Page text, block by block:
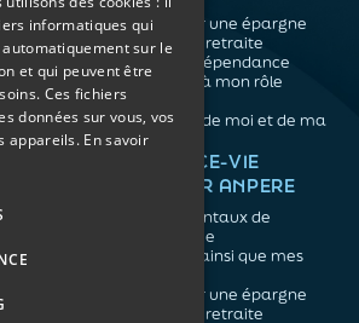
proches
Me constituer une épargne
Préparer ma retraite
Anticiper la dépendance
Me préparer à mon rôle
d'aidant
Prendre soin de moi et de ma
santé
ASSURANCE-VIE
FACILE PAR ANPERE
Les fondamentaux de
l'assurance vie
Me protéger ainsi que mes
Me constituer une épargne
Préparer ma retraite
informatiques qui
sur le
et qui peuvent être
Ces fichiers
données sur vous, vos
appareils. En savoir